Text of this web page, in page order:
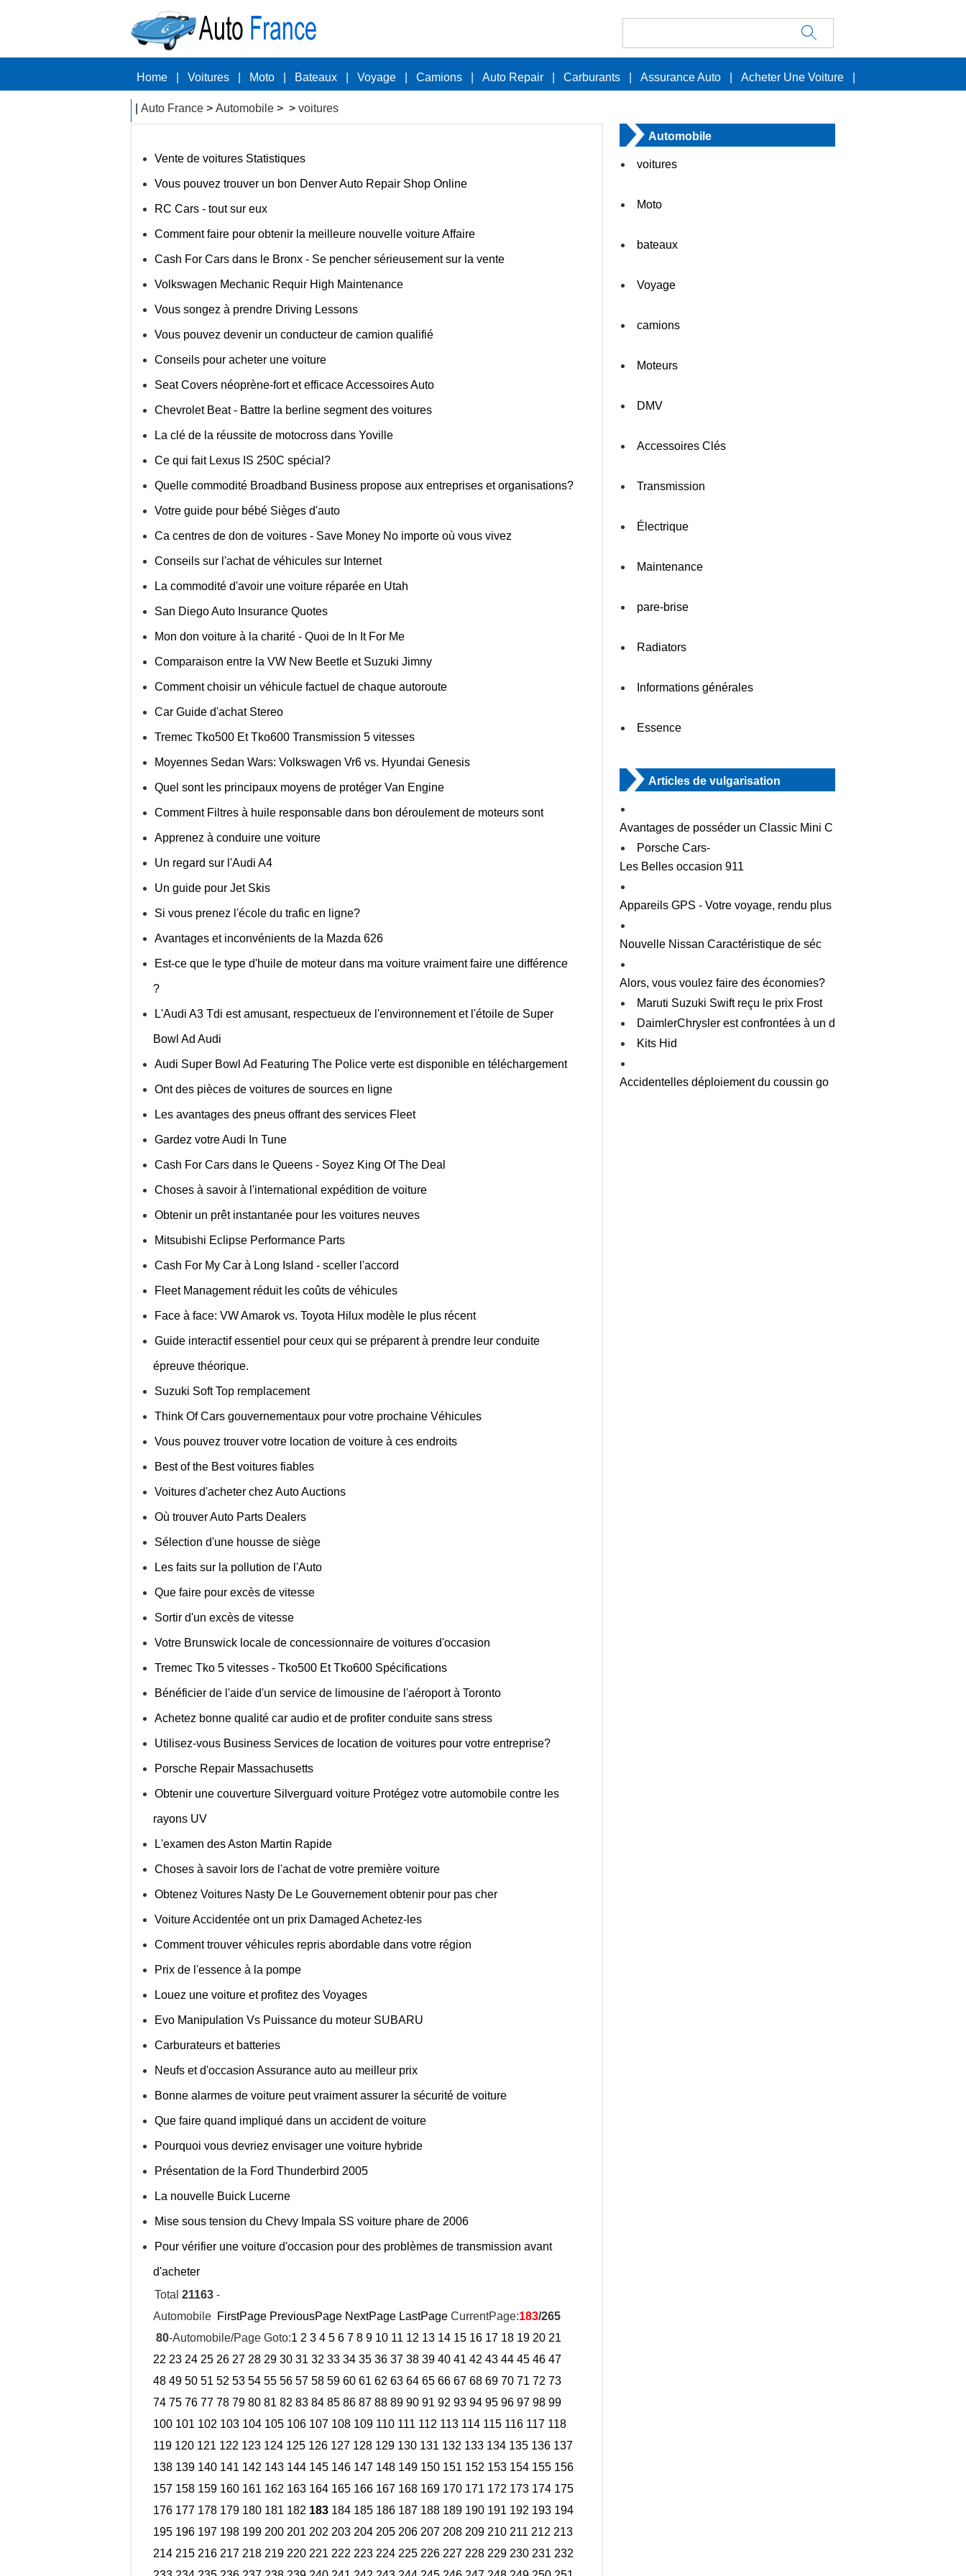
Home Voitures Moto Bateaux Voyage Camions Auto Repair Carburants Assurance Auto Acheter Une Voiture
Auto France > Automobile > > voitures
Vente de voitures Statistiques
Vous pouvez trouver un bon Denver Auto Repair Shop Online
RC Cars - tout sur eux
Comment faire pour obtenir la meilleure nouvelle voiture Affaire
Cash For Cars dans le Bronx - Se pencher sérieusement sur la vente
Volkswagen Mechanic Requir High Maintenance
Vous songez à prendre Driving Lessons
Vous pouvez devenir un conducteur de camion qualifié
Conseils pour acheter une voiture
Seat Covers néoprène-fort et efficace Accessoires Auto
Chevrolet Beat - Battre la berline segment des voitures
La clé de la réussite de motocross dans Yoville
Ce qui fait Lexus IS 250C spécial?
Quelle commodité Broadband Business propose aux entreprises et organisations?
Votre guide pour bébé Sièges d'auto
Ca centres de don de voitures - Save Money No importe où vous vivez
Conseils sur l'achat de véhicules sur Internet
La commodité d'avoir une voiture réparée en Utah
San Diego Auto Insurance Quotes
Mon don voiture à la charité - Quoi de In It For Me
Comparaison entre la VW New Beetle et Suzuki Jimny
Comment choisir un véhicule factuel de chaque autoroute
Car Guide d'achat Stereo
Tremec Tko500 Et Tko600 Transmission 5 vitesses
Moyennes Sedan Wars: Volkswagen Vr6 vs. Hyundai Genesis
Quel sont les principaux moyens de protéger Van Engine
Comment Filtres à huile responsable dans bon déroulement de moteurs sont
Apprenez à conduire une voiture
Un regard sur l'Audi A4
Un guide pour Jet Skis
Si vous prenez l'école du trafic en ligne?
Avantages et inconvénients de la Mazda 626
Est-ce que le type d'huile de moteur dans ma voiture vraiment faire une différence
?
L'Audi A3 Tdi est amusant, respectueux de l'environnement et l'étoile de Super
Bowl Ad Audi
Audi Super Bowl Ad Featuring The Police verte est disponible en téléchargement
Ont des pièces de voitures de sources en ligne
Les avantages des pneus offrant des services Fleet
Gardez votre Audi In Tune
Cash For Cars dans le Queens - Soyez King Of The Deal
Choses à savoir à l'international expédition de voiture
Obtenir un prêt instantanée pour les voitures neuves
Mitsubishi Eclipse Performance Parts
Cash For My Car à Long Island - sceller l'accord
Fleet Management réduit les coûts de véhicules
Face à face: VW Amarok vs. Toyota Hilux modèle le plus récent
Guide interactif essentiel pour ceux qui se préparent à prendre leur conduite
épreuve théorique.
Suzuki Soft Top remplacement
Think Of Cars gouvernementaux pour votre prochaine Véhicules
Vous pouvez trouver votre location de voiture à ces endroits
Best of the Best voitures fiables
Voitures d'acheter chez Auto Auctions
Où trouver Auto Parts Dealers
Sélection d'une housse de siège
Les faits sur la pollution de l'Auto
Que faire pour excès de vitesse
Sortir d'un excès de vitesse
Votre Brunswick locale de concessionnaire de voitures d'occasion
Tremec Tko 5 vitesses - Tko500 Et Tko600 Spécifications
Bénéficier de l'aide d'un service de limousine de l'aéroport à Toronto
Achetez bonne qualité car audio et de profiter conduite sans stress
Utilisez-vous Business Services de location de voitures pour votre entreprise?
Porsche Repair Massachusetts
Obtenir une couverture Silverguard voiture Protégez votre automobile contre les
rayons UV
L'examen des Aston Martin Rapide
Choses à savoir lors de l'achat de votre première voiture
Obtenez Voitures Nasty De Le Gouvernement obtenir pour pas cher
Voiture Accidentée ont un prix Damaged Achetez-les
Comment trouver véhicules repris abordable dans votre région
Prix ​​de l'essence à la pompe
Louez une voiture et profitez des Voyages
Evo Manipulation Vs Puissance du moteur SUBARU
Carburateurs et batteries
Neufs et d'occasion Assurance auto au meilleur prix
Bonne alarmes de voiture peut vraiment assurer la sécurité de voiture
Que faire quand impliqué dans un accident de voiture
Pourquoi vous devriez envisager une voiture hybride
Présentation de la Ford Thunderbird 2005
La nouvelle Buick Lucerne
Mise sous tension du Chevy Impala SS voiture phare de 2006
Pour vérifier une voiture d'occasion pour des problèmes de transmission avant
d'acheter
Total 21163 -
Automobile FirstPage PreviousPage NextPage LastPage CurrentPage:183/265
80-Automobile/Page Goto:1 2 3 4 5 6 7 8 9 10 11 12 13 14 15 16 17 18 19 20 21
22 23 24 25 26 27 28 29 30 31 32 33 34 35 36 37 38 39 40 41 42 43 44 45 46 47
48 49 50 51 52 53 54 55 56 57 58 59 60 61 62 63 64 65 66 67 68 69 70 71 72 73
74 75 76 77 78 79 80 81 82 83 84 85 86 87 88 89 90 91 92 93 94 95 96 97 98 99
100 101 102 103 104 105 106 107 108 109 110 111 112 113 114 115 116 117 118
119 120 121 122 123 124 125 126 127 128 129 130 131 132 133 134 135 136 137
138 139 140 141 142 143 144 145 146 147 148 149 150 151 152 153 154 155 156
157 158 159 160 161 162 163 164 165 166 167 168 169 170 171 172 173 174 175
176 177 178 179 180 181 182 183 184 185 186 187 188 189 190 191 192 193 194
195 196 197 198 199 200 201 202 203 204 205 206 207 208 209 210 211 212 213
214 215 216 217 218 219 220 221 222 223 224 225 226 227 228 229 230 231 232
Automobile
voitures
Moto
bateaux
Voyage
camions
Moteurs
DMV
Accessoires Clés
Transmission
Électrique
Maintenance
pare-brise
Radiators
Informations générales
Essence
Articles de vulgarisation
Avantages de posséder un Classic Mini C
Porsche Cars-
Les Belles occasion 911
Appareils GPS - Votre voyage, rendu plus
Nouvelle Nissan Caractéristique de séc
Alors, vous voulez faire des économies?
Maruti Suzuki Swift reçu le prix Frost
DaimlerChrysler est confrontées à un d
Kits Hid
Accidentelles déploiement du coussin go